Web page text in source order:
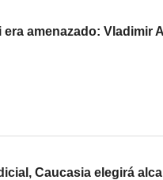
amenazado: Vladimir
Caucasia elegirá